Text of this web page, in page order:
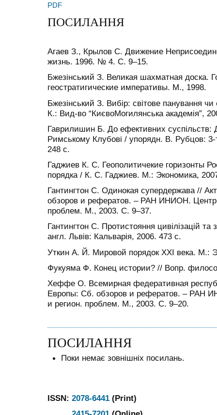
PDF
ПОСИЛАННЯ
Агаев З., Крылов С. Движение
жизнь. 1996. № 4. С. 9–15.
Бжезінський З. Великая шахматная доска.
геостратигические императивы. М., 1998.
Бжезінський З. Вибір: світове панування
К.: Вид-во “КиєвоМогилянська академія”,
Гаврилишин Б. До ефективних суспільств:
Римському Клубові / упорядн. В. Рубцов:
248 с.
Гаджиев К. С. Геополитичекие горизонты
порядка / К. С. Гаджиев. М.: Экономика,
Гантингтон С. Одинокая супердержава //
обзоров и рефератов. – РАН ИНИОН. Центр
проблем. М., 2003. С. 9–37.
Гантингтон С. Протистояння цивілізацій та
англ. Львів: Кальварія, 2006. 473 с.
Уткин А. Й. Мировой порядок XXI века. М.:
Фукуяма Ф. Конец истории? // Вопр.
Хеффе О. Всемирная федеративная
Европы: Сб. обзоров и рефератов. – РАН
и регион. проблем. М., 2003. С. 9–20.
ПОСИЛАННЯ
Поки немає зовнішніх посилань.
ISSN: 2078-6441 (Print)